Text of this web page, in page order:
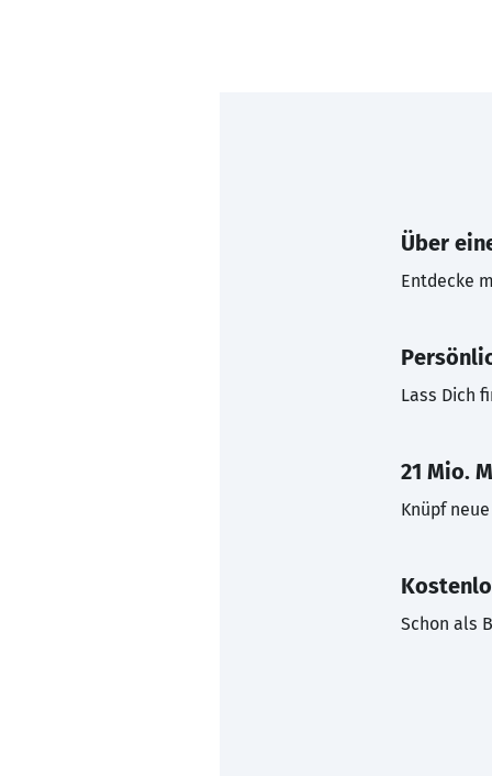
Über
Entdecke
Lass Dich
21 Mio.
Knüpf
Schon als